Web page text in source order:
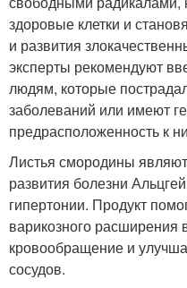
здоровые клетки и
и развития
эксперты рекомендуют
людям, которые
заболеваний или имеют
предрасположенность к
Листья смородины
развития болезни
гипертонии. Продукт
варикозного расширения
кровообращение и
сосудов.